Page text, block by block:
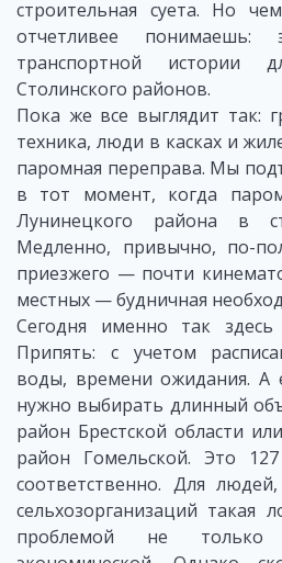
строительная суета. Но
отчетливее
транспортной истории
Столинского районов.
Пока же все выглядит так:
техника, люди в касках и
паромная переправа. Мы
в тот момент, когда
Лунинецкого района в
Медленно, привычно, по-
приезжего — почти
местных — будничная
Сегодня именно так здесь
Припять: с учетом
воды, времени ожидания. А
нужно выбирать длинный
район Брестской области
район Гомельской. Это
соответственно. Для
сельхозорганизаций такая
проблемой не